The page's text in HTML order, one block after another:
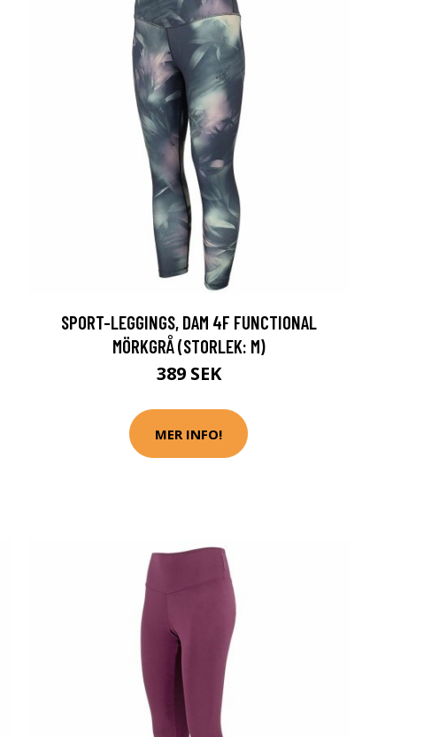
SPORT-LEGGINGS, DAM 4F FUNCTIONAL
MÖRKGRÅ (STORLEK: M)
389 SEK
MER INFO!